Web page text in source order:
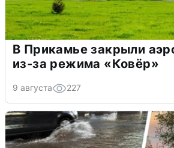
В Прикамье закрыли
из-за режима «Ковёр»
9 августа 227